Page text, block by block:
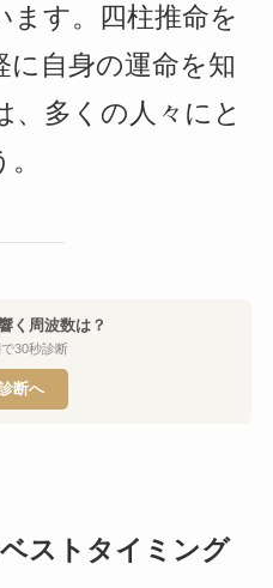
ます。四柱推命を
自身の運命を知
、多くの人々にと
く周波数は？
30秒診断
断へ
ストタイミング